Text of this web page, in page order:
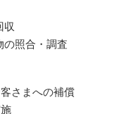
照合・調査
さまへの補償